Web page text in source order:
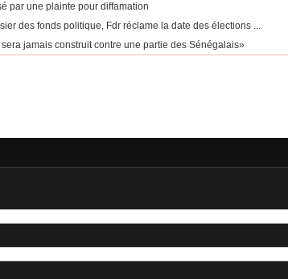
par une plainte pour diffamation
des fonds politique, Fdr réclame la date des élections ...
jamais construit contre une partie des Sénégalais»